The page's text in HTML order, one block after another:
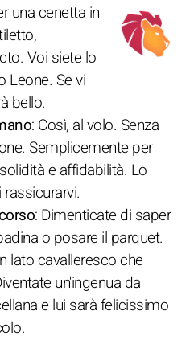
una cenetta in
Voi siete lo
Leone. Se vi
bello.
: Così, al volo. Senza
Semplicemente per
e affidabilità. Lo
: Dimenticate di saper
o posare il parquet.
lato cavalleresco che
un'ingenua da
e lui sarà felicissimo